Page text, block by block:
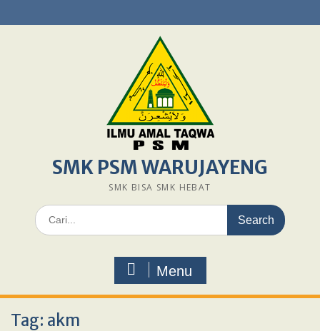
to
SMK PSM WARUJAYENG
SMK BISA SMK HEBAT
Search
for:
Menu
Tag: akm